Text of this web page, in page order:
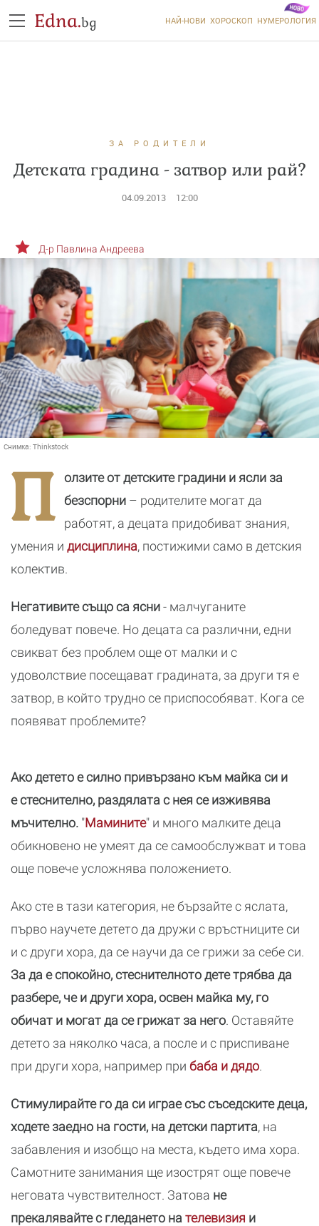
Edna.bg НАЙ-НОВИ ХОРОСКОП НУМЕРОЛОГИЯ
ЗА РОДИТЕЛИ
Детската градина - затвор или рай?
04.09.2013 12:00
Снимка: Thinkstock
Д-р Павлина Андреева
П
олзите от детските градини и ясли за
безспорни – родителите могат да
работят, а децата придобиват знания,
умения и дисциплина, постижими само в детския
колектив.
Негативите също са ясни- малчуганите
боледуват повече. Но децата са различни, едни
свикват без проблем още от малки и с
удоволствие посещават градината, за други тя е
затвор, в който трудно се приспособяват. Кога се
появяват проблемите?
Ако детето е силно привързано към майка си и
е стеснително, раздялата с нея се изживява
мъчително. "Мамините" и много малките деца
обикновено не умеят да се самообслужват и това
още повече усложнява положението.
Ако сте в тази категория, не бързайте с яслата,
първо научете детето да дружи с връстниците си
и с други хора, да се научи да се грижи за себе си.
За да е спокойно, стеснителното дете трябва да
разбере, че и други хора, освен майка му, го
обичат и могат да се грижат за него. Оставяйте
детето за няколко часа, а после и с приспиване
при други хора, например при баба и дядо.
Стимулирайте го да си играе със съседските деца,
ходете заедно на гости, на детски партита, на
забавления и изобщо на места, където има хора.
Самотните занимания ще изострят още повече
неговата чувствителност. Затова не
прекалявайте с гледането на телевизия и